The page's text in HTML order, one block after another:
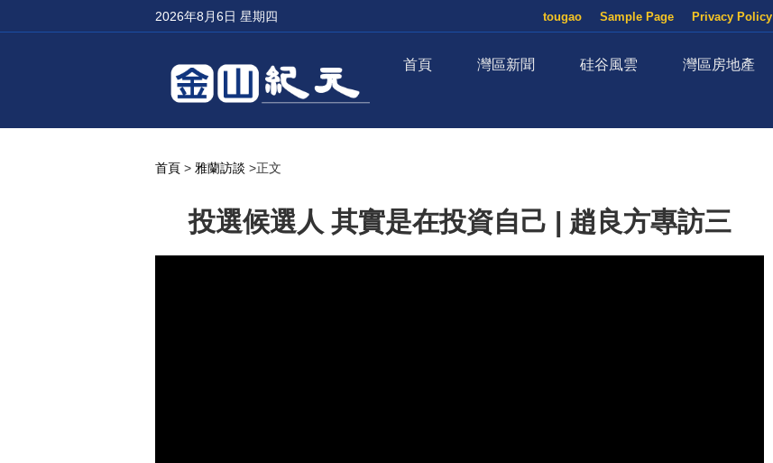
2026年8月6日 星期四 Privacy Policy
Sample Page
tougao
首頁 灣區新聞 硅谷風雲 灣區房地產
首頁 > 雅蘭訪談 >正文
投選候選人 其實是在投資自己 | 趙良方專訪三